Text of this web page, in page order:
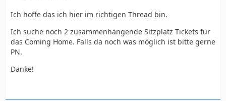
Ich hoffe das ich hier im richtigen Thread bin.
Ich suche noch 2 zusammenhängende Sitzplatz Tickets für
das Coming Home. Falls da noch was möglich ist bitte gerne
PN.
Danke!